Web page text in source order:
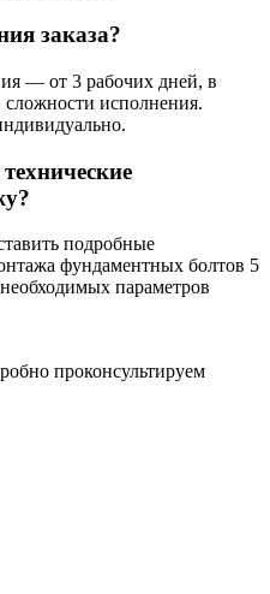
заказа?
— от 3 рабочих дней, в
сложности исполнения.
подробные
фундаментных болтов 5
параметров
проконсультируем